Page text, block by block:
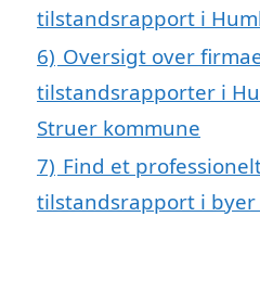
tilstandsrapport i
6) Oversigt over
tilstandsrapporter i
Struer kommune
7) Find et
tilstandsrapport i